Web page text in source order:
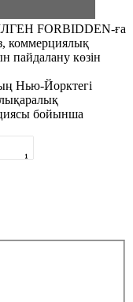
FORBIDDEN-ға
коммерциялық
пайдалану көзін
Нью-Йорктегі
бойынша